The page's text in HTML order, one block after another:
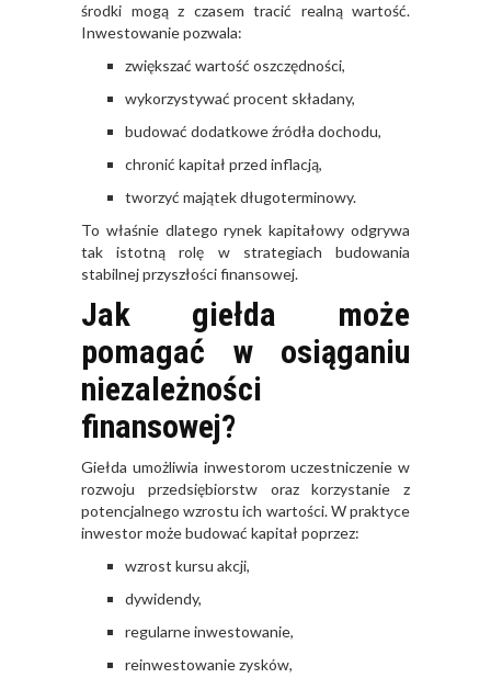
środki mogą z czasem tracić realną wartość.
Inwestowanie pozwala:
zwiększać wartość oszczędności,
wykorzystywać procent składany,
budować dodatkowe źródła dochodu,
chronić kapitał przed inflacją,
tworzyć majątek długoterminowy.
To właśnie dlatego rynek kapitałowy odgrywa
tak istotną rolę w strategiach budowania
stabilnej przyszłości finansowej.
Jak giełda może
pomagać w osiąganiu
niezależności
finansowej?
Giełda umożliwia inwestorom uczestniczenie w
rozwoju przedsiębiorstw oraz korzystanie z
potencjalnego wzrostu ich wartości. W praktyce
inwestor może budować kapitał poprzez:
wzrost kursu akcji,
dywidendy,
regularne inwestowanie,
reinwestowanie zysków,